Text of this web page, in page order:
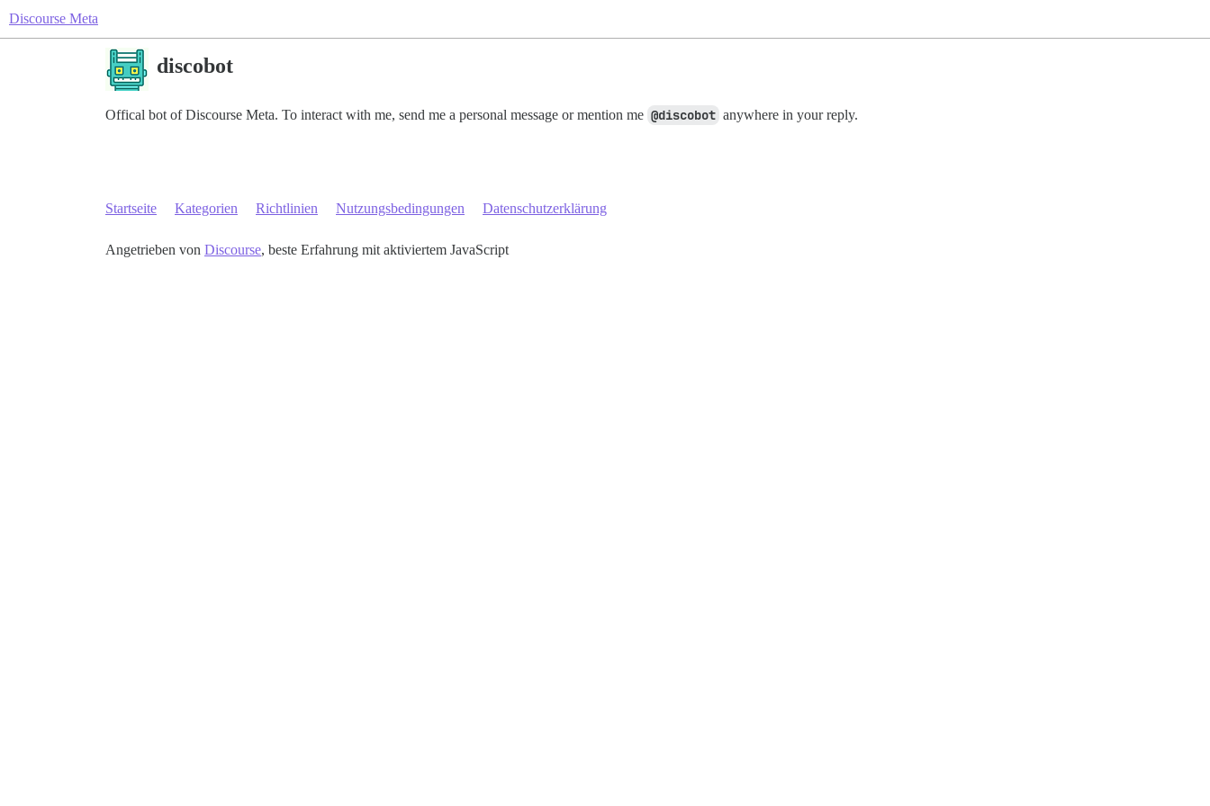
Discourse Meta
discobot
Offical bot of Discourse Meta. To interact with me, send me a personal message or mention me @discobot anywhere in your reply.
Startseite Kategorien Richtlinien Nutzungsbedingungen Datenschutzerklärung
Angetrieben von Discourse, beste Erfahrung mit aktiviertem JavaScript